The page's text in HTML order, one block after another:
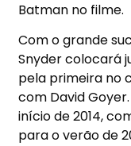
Batman no filme.
Com o grande
Snyder colocará
pela primeira no
com David
início de 2014,
para o verão de